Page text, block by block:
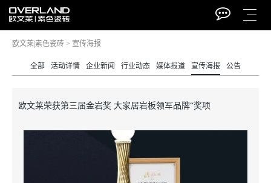
欧文莱|素色瓷砖 > 宣传海报
全部 活动详情 企业新闻 行业动态 媒体报道 宣传海报 公告
欧文莱荣获第三届金岩奖 大家居岩板领军品牌“奖项